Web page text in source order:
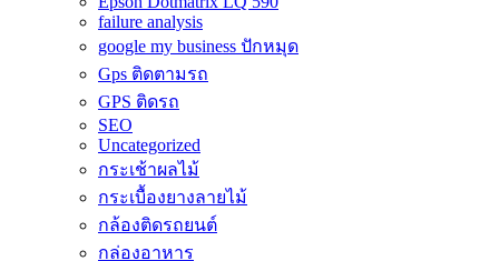
failure analysis
google my business ปักหมุด
Gps ติดตามรถ
GPS ติดรถ
SEO
Uncategorized
กระเช้าผลไม้
กระเบื้องยางลายไม้
กล้องติดรถยนต์
กล่องอาหาร